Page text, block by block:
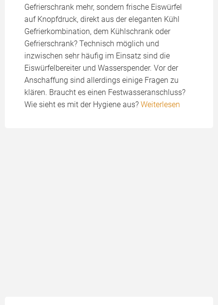
Gefrierschrank mehr, sondern frische Eiswürfel
auf Knopfdruck, direkt aus der eleganten Kühl
Gefrierkombination, dem Kühlschrank oder
Gefrierschrank? Technisch möglich und
inzwischen sehr häufig im Einsatz sind die
Eiswürfelbereiter und Wasserspender. Vor der
Anschaffung sind allerdings einige Fragen zu
klären. Braucht es einen Festwasseranschluss?
Wie sieht es mit der Hygiene aus? Weiterlesen